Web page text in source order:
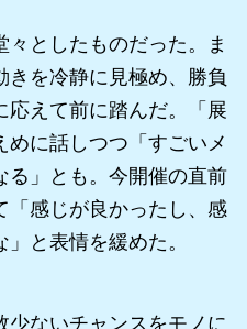
としたものだった。ま
きを冷静に見極め、勝負
応えて前に踏んだ。「展
めに話しつつ「すごいメ
る」とも。今開催の直前
「感じが良かったし、感
と表情を緩めた。
ないチャンスをモノに